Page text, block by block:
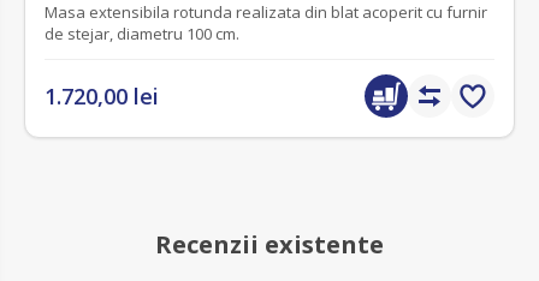
Masa extensibila rotunda realizata din blat acoperit cu furnir
de stejar, diametru 100 cm.
1.720,00 lei
Recenzii existente